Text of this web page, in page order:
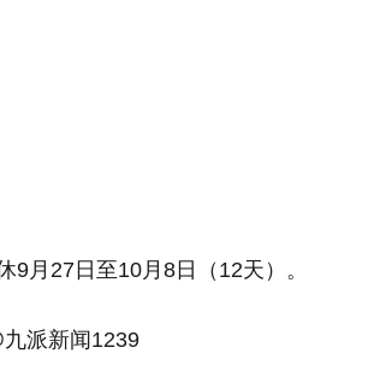
月27日至10月8日（12天）。
派新闻1239